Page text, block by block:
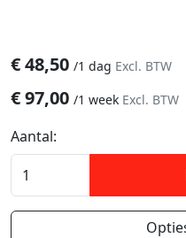
€48,50 /1 dag Excl. BTW
€97,00 /1 week Excl. BTW
Aantal: